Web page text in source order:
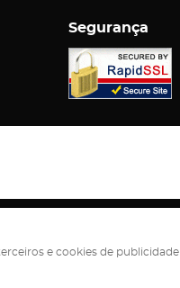
Segurança
e cookies de publicidade